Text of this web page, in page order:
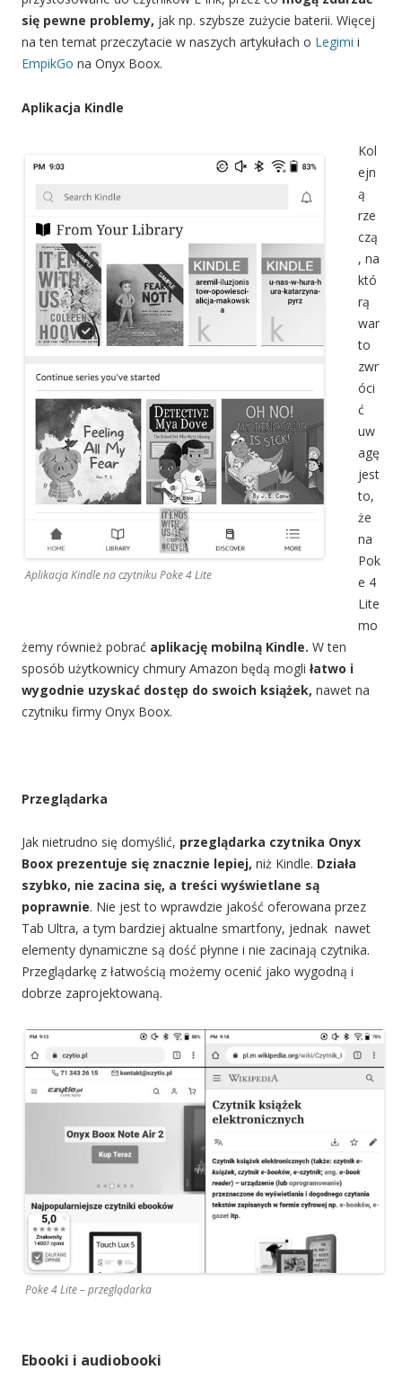
się pewne problemy, jak np. szybsze zużycie baterii. Więcej
na ten temat przeczytacie w naszych artykułach o Legimi i
EmpikGo na Onyx Boox.
Aplikacja Kindle
Aplikacja Kindle na czytniku Poke 4 Lite
Kol
ejn
ą
rze
czą
, na
któ
rą
war
to
zwr
óci
ć
uw
agę
jest
to,
że
na
Pok
e 4
Lite
mo
żemy również pobrać aplikację mobilną Kindle. W ten
sposób użytkownicy chmury Amazon będą mogli łatwo i
wygodnie uzyskać dostęp do swoich książek, nawet na
czytniku firmy Onyx Boox.
Przeglądarka
Jak nietrudno się domyślić, przeglądarka czytnika Onyx
Boox prezentuje się znacznie lepiej, niż Kindle. Działa
szybko, nie zacina się, a treści wyświetlane są
poprawnie. Nie jest to wprawdzie jakość oferowana przez
Tab Ultra, a tym bardziej aktualne smartfony, jednak nawet
elementy dynamiczne są dość płynne i nie zacinają czytnika.
Przeglądarkę z łatwością możemy ocenić jako wygodną i
dobrze zaprojektowaną.
Poke 4 Lite – przeglądarka
Ebooki i audiobooki